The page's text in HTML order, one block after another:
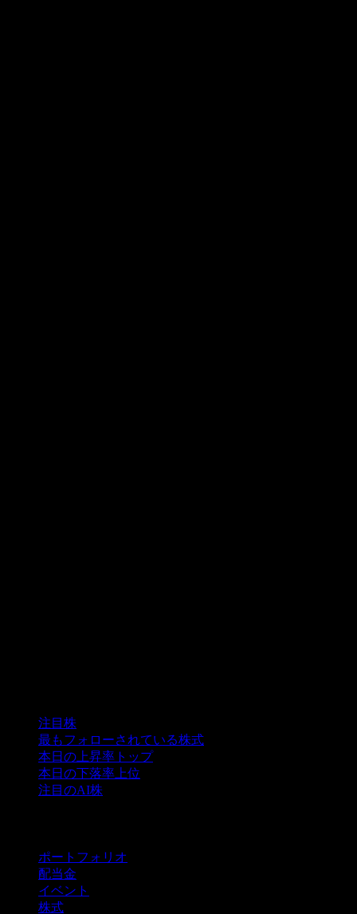
注目株
最もフォローされている株式
本日の上昇率トップ
本日の下落率上位
注目のAI株
ポートフォリオ
配当金
イベント
株式